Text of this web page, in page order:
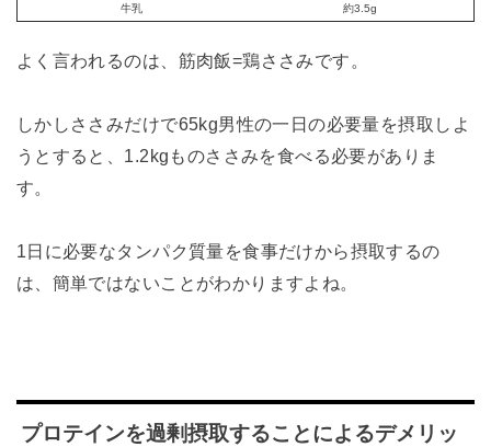
牛乳
約3.5g
よく言われるのは、筋肉飯=鶏ささみです。
しかしささみだけで65kg男性の一日の必要量を摂取しよ
うとすると、1.2kgものささみを食べる必要がありま
す。
1日に必要なタンパク質量を食事だけから摂取するの
は、簡単ではないことがわかりますよね。
プロテインを過剰摂取することによるデメリッ